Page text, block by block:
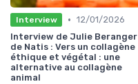
Interview • 12/01/2026
Interview de Julie Beranger
de Natis : Vers un collagène
éthique et végétal : une
alternative au collagène
animal